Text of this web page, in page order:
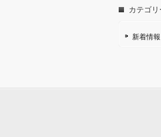
カテゴリ
新着情報